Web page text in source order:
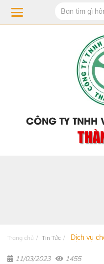
CÔNG TY TNHH
Trang chủ Tin Tức Dịch vụ
11/03/2023 1455